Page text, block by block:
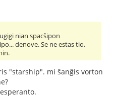
nian spacŝipon
denove. Se ne estas tio,
"starship". mi ŝanĝis vorton